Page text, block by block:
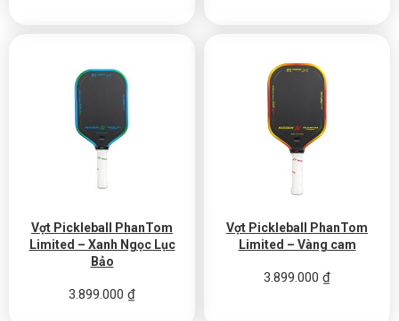
Vợt Pickleball PhanTom
Limited – Xanh Ngọc Lục
Bảo
3.899.000 ₫
Vợt Pickleball PhanTom
Limited – Vàng cam
3.899.000 ₫